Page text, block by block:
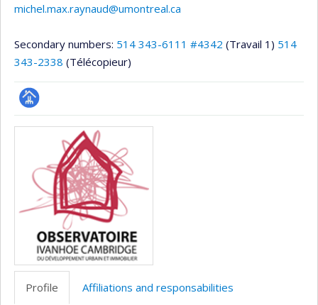
michel.max.raynaud@umontreal.ca
Secondary numbers: 514 343-6111 #4342 (Travail 1) 514
343-2338 (Télécopieur)
Page
professionnelle
(faculté,département,école)
Media
Profile Affiliations and responsabilities